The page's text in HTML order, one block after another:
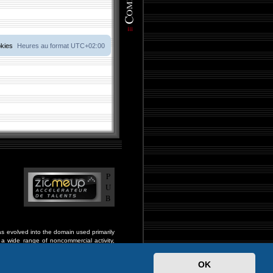
OK
Heures au format UTC+02:00
P
U
B
evolved into the domain used primarily
wide range of noncommercial activity,